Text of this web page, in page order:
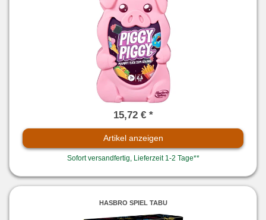
15,72 € *
Artikel anzeigen
Sofort versandfertig, Lieferzeit 1-2 Tage**
HASBRO SPIEL TABU